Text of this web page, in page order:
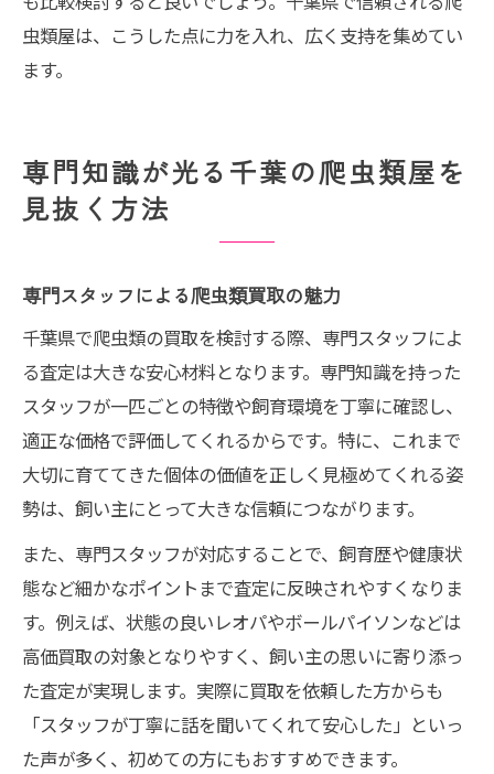
虫類屋は、こうした点に力を入れ、広く支持を集めてい
ます。
専門知識が光る千葉の爬虫類屋を
見抜く方法
専門スタッフによる爬虫類買取の魅力
千葉県で爬虫類の買取を検討する際、専門スタッフによ
る査定は大きな安心材料となります。専門知識を持った
スタッフが一匹ごとの特徴や飼育環境を丁寧に確認し、
適正な価格で評価してくれるからです。特に、これまで
大切に育ててきた個体の価値を正しく見極めてくれる姿
勢は、飼い主にとって大きな信頼につながります。
また、専門スタッフが対応することで、飼育歴や健康状
態など細かなポイントまで査定に反映されやすくなりま
す。例えば、状態の良いレオパやボールパイソンなどは
高価買取の対象となりやすく、飼い主の思いに寄り添っ
た査定が実現します。実際に買取を依頼した方からも
「スタッフが丁寧に話を聞いてくれて安心した」といっ
た声が多く、初めての方にもおすすめできます。